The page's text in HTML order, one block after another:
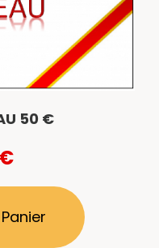
50 €
€